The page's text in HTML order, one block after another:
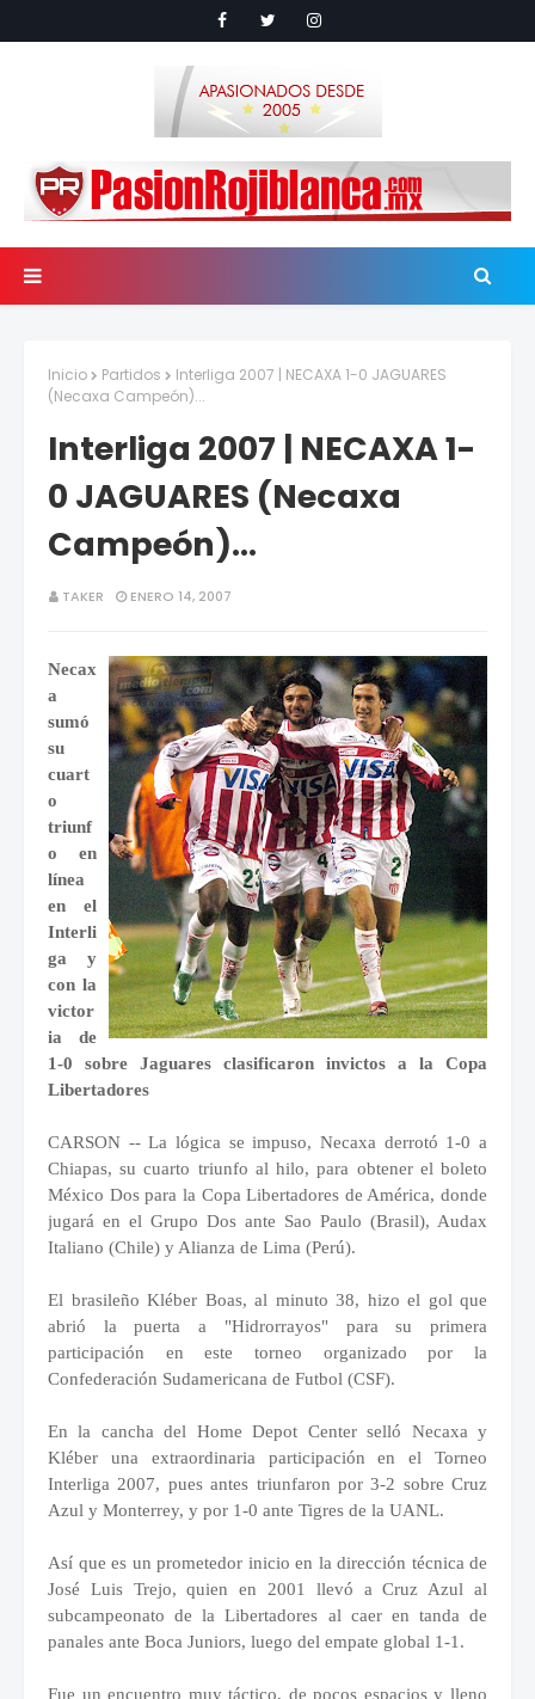
Inicio Partidos
Interliga 2007 | NECAXA 1-0 JAGUARES
(Necaxa Campeón)...
Interliga 2007 | NECAXA 1-
0 JAGUARES (Necaxa
Campeón)...
TAKER ENERO 14, 2007
Necax
a
sumó
su
cuart
o
triunf
o en
línea
en el
Interli
ga y
con la
victor
ia de
1-0 sobre Jaguares clasificaron invictos a la Copa
Libertadores
CARSON -- La lógica se impuso, Necaxa derrotó 1-0 a
Chiapas, su cuarto triunfo al hilo, para obtener el boleto
México Dos para la Copa Libertadores de América, donde
jugará en el Grupo Dos ante Sao Paulo (Brasil), Audax
Italiano (Chile) y Alianza de Lima (Perú).
El brasileño Kléber Boas, al minuto 38, hizo el gol que
abrió la puerta a "Hidrorrayos" para su primera
participación en este torneo organizado por la
Confederación Sudamericana de Futbol (CSF).
En la cancha del Home Depot Center selló Necaxa y
Kléber una extraordinaria participación en el Torneo
Interliga 2007, pues antes triunfaron por 3-2 sobre Cruz
Azul y Monterrey, y por 1-0 ante Tigres de la UANL.
Así que es un prometedor inicio en la dirección técnica de
José Luis Trejo, quien en 2001 llevó a Cruz Azul al
subcampeonato de la Libertadores al caer en tanda de
panales ante Boca Juniors, luego del empate global 1-1.
Fue un encuentro muy táctico, de pocos espacios y lleno